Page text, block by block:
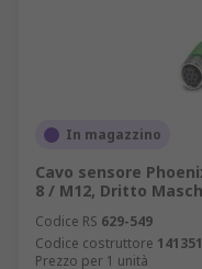
In magazzino
Cavo sensore
8 / M12, Dritto
Codice RS 629-549
Codice costruttore
Prezzo per 1 unità